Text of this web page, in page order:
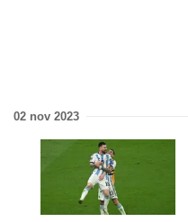
02 nov 2023